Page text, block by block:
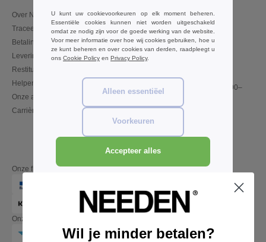
Over Needen
Traceer mijn bestelling
Betalingswijze
Levering
Restitutie / retour
Helpen & FAQs
Onze afspraken
Carrières
Klant
klant@needen.be
Sales
verkoop@needen.be
Maandag – donderdag: 10:00–
Vrijdag: 10:00–14:00
Onze financiële partners
Onze transporteurs
U kunt uw cookievoorkeuren op elk moment beheren.
Essentiële cookies kunnen niet worden uitgeschakeld
omdat ze nodig zijn voor de goede werking van de website.
Voor meer informatie over hoe wij cookies gebruiken, hoe u
ze kunt beheren en over cookies van derden, raadpleegt u
ons Cookie Policy en Privacy Policy.
Alleen essentiëel
Voorkeuren
Accepteer alles
Wil je minder betalen?